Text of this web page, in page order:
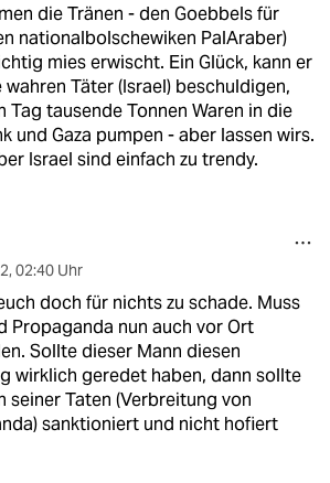
die Tränen - den Goebbels für
nationalbolschewiken PalAraber)
mies erwischt. Ein Glück, kann er
wahren Täter (Israel) beschuldigen,
Tag tausende Tonnen Waren in die
und Gaza pumpen - aber lassen wirs.
Israel sind einfach zu trendy.
, 02:40 Uhr
doch für nichts zu schade. Muss
Propaganda nun auch vor Ort
Sollte dieser Mann diesen
wirklich geredet haben, dann sollte
seiner Taten (Verbreitung von
sanktioniert und nicht hofiert